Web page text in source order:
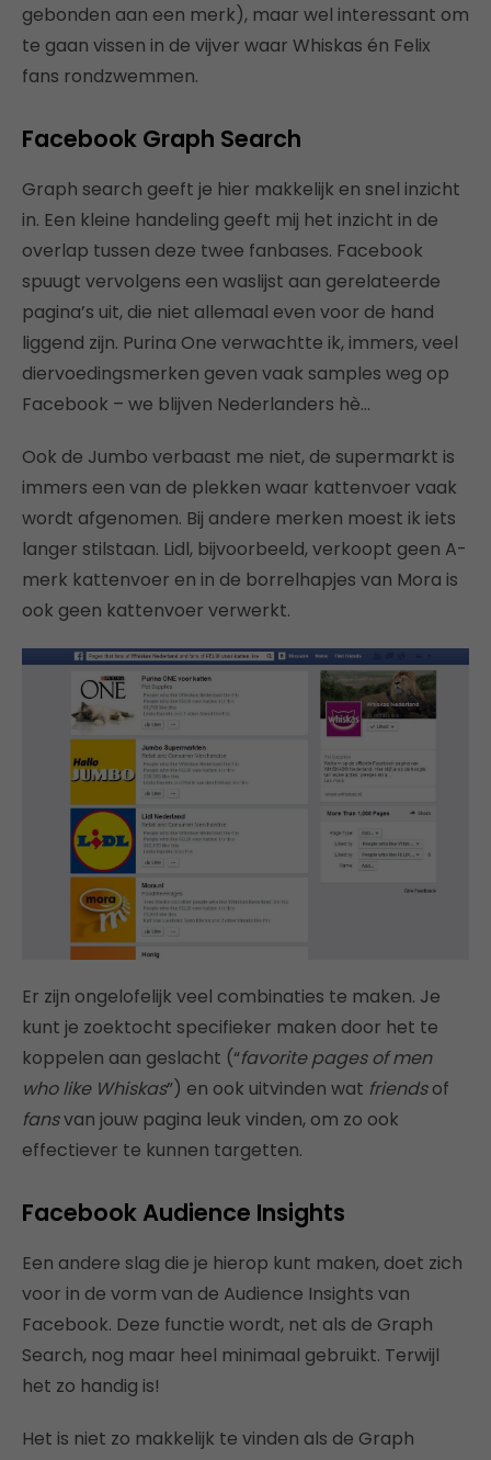
gebonden aan een merk), maar wel interessant om
te gaan vissen in de vijver waar Whiskas én Felix
fans rondzwemmen.
Facebook Graph Search
Graph search geeft je hier makkelijk en snel inzicht
in. Een kleine handeling geeft mij het inzicht in de
overlap tussen deze twee fanbases. Facebook
spuugt vervolgens een waslijst aan gerelateerde
pagina’s uit, die niet allemaal even voor de hand
liggend zijn. Purina One verwachtte ik, immers, veel
diervoedingsmerken geven vaak samples weg op
Facebook – we blijven Nederlanders hè…
Ook de Jumbo verbaast me niet, de supermarkt is
immers een van de plekken waar kattenvoer vaak
wordt afgenomen. Bij andere merken moest ik iets
langer stilstaan. Lidl, bijvoorbeeld, verkoopt geen A-
merk kattenvoer en in de borrelhapjes van Mora is
ook geen kattenvoer verwerkt.
Er zijn ongelofelijk veel combinaties te maken. Je
kunt je zoektocht specifieker maken door het te
koppelen aan geslacht (“favorite pages of men
who like Whiskas”) en ook uitvinden wat friendsof
fansvan jouw pagina leuk vinden, om zo ook
effectiever te kunnen targetten.
Facebook Audience Insights
Een andere slag die je hierop kunt maken, doet zich
voor in de vorm van de Audience Insights van
Facebook. Deze functie wordt, net als de Graph
Search, nog maar heel minimaal gebruikt. Terwijl
het zo handig is!
Het is niet zo makkelijk te vinden als de Graph